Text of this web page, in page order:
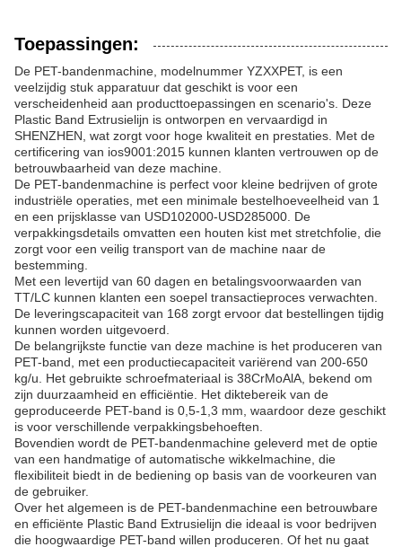
Toepassingen:
De PET-bandenmachine, modelnummer YZXXPET, is een
veelzijdig stuk apparatuur dat geschikt is voor een
verscheidenheid aan producttoepassingen en scenario's. Deze
Plastic Band Extrusielijn is ontworpen en vervaardigd in
SHENZHEN, wat zorgt voor hoge kwaliteit en prestaties. Met de
certificering van ios9001:2015 kunnen klanten vertrouwen op de
betrouwbaarheid van deze machine.
De PET-bandenmachine is perfect voor kleine bedrijven of grote
industriële operaties, met een minimale bestelhoeveelheid van 1
en een prijsklasse van USD102000-USD285000. De
verpakkingsdetails omvatten een houten kist met stretchfolie, die
zorgt voor een veilig transport van de machine naar de
bestemming.
Met een levertijd van 60 dagen en betalingsvoorwaarden van
TT/LC kunnen klanten een soepel transactieproces verwachten.
De leveringscapaciteit van 168 zorgt ervoor dat bestellingen tijdig
kunnen worden uitgevoerd.
De belangrijkste functie van deze machine is het produceren van
PET-band, met een productiecapaciteit variërend van 200-650
kg/u. Het gebruikte schroefmateriaal is 38CrMoAlA, bekend om
zijn duurzaamheid en efficiëntie. Het diktebereik van de
geproduceerde PET-band is 0,5-1,3 mm, waardoor deze geschikt
is voor verschillende verpakkingsbehoeften.
Bovendien wordt de PET-bandenmachine geleverd met de optie
van een handmatige of automatische wikkelmachine, die
flexibiliteit biedt in de bediening op basis van de voorkeuren van
de gebruiker.
Over het algemeen is de PET-bandenmachine een betrouwbare
en efficiënte Plastic Band Extrusielijn die ideaal is voor bedrijven
die hoogwaardige PET-band willen produceren. Of het nu gaat